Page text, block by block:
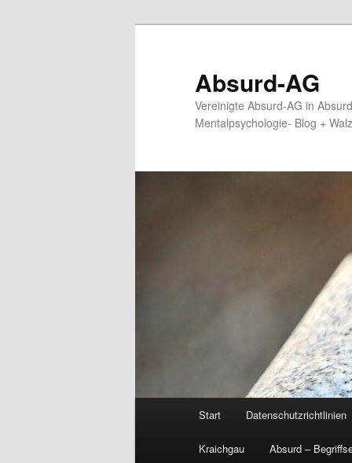
Absurd-AG
Vereinigte Absurd-AG in
Mentalpsychologie- Blog +
Start Datenschutzrichtlinien
Kraichgau Absurd –